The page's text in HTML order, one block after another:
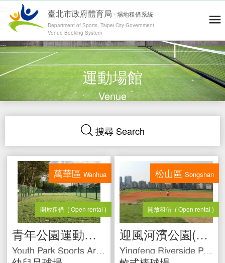
::: 臺北市政府體育局 -場地租借系統
Department of Sports, Taipei City Government
Venue Booking System
跳到主要內容
青年練舞據點地圖 Dance Map 網站導覽 Site Map
操作說明 User's Guide
會員登入 / 註冊 Log in / Register
精彩賽事 Highlights
退費通報 Report
修繕通報 Report
文件專區 Documents
運動中心 Sport Center
運動場館
:::
Venue
搜尋 Search
萬華區 Wanhua
開放租借 ( Open rental )
青年公園運動園區
Youth Park Sports Area
松山區 Songshan
開放租借 ( Open rental )
迎風河濱公園(棒壘球場)
Yingfeng Riverside Park